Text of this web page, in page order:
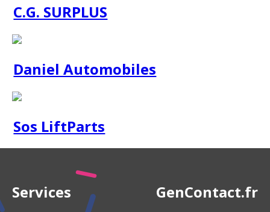
C.G. SURPLUS
Daniel Automobiles
Sos LiftParts
Services GenContact.fr